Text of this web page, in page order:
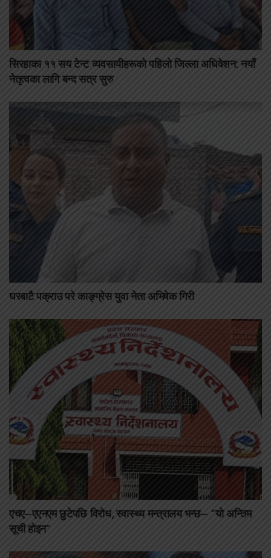
सिरहाका ११ सय टेन्ट व्यवसायीहरूको पहिलो जिल्ला अधिवेशन: नयाँ
नेतृत्वका लागि बन्द सत्र सुरु
घरबाटै पक्राउ परे काङ्ग्रेस युवा नेता अभिषेक गिरी
एचए–एएनएम छुटेपछि विरोध, स्वास्थ्य मन्त्रालय भन्छ– “यो अन्तिम
सूची होइन”